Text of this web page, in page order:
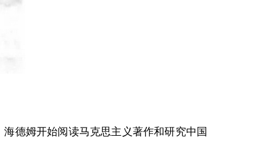
德姆开始阅读马克思主义著作和研究中国